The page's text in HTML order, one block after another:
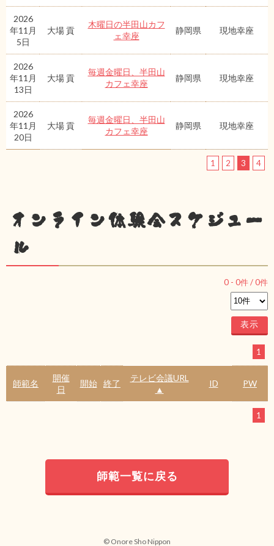
2026
年11月
5日
大場 貢
木曜日の半田山カフ
ェ幸座
静岡県 現地幸座
2026
年11月
13日
大場 貢
毎週金曜日、半田山
カフェ幸座
静岡県 現地幸座
2026
年11月
20日
大場 貢
毎週金曜日、半田山
カフェ幸座
静岡県 現地幸座
1 2 3 4
オンライン体験会スケジュー
ル
0 - 0件 /0件
1
師範名
開催
日
開始 終了
テレビ会議URL
▲
ID PW
1
師範一覧に戻る
© Onore Sho Nippon